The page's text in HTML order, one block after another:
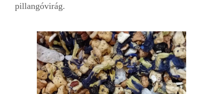
pillangóvirág.